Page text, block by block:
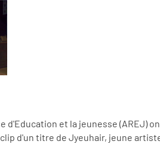
d'Education et la jeunesse (AREJ)
d'un titre de Jyeuhair, jeune